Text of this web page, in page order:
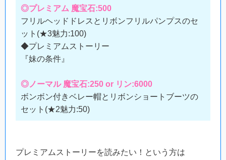
◎プレミアム 魔宝石:500
フリルヘッドドレスとリボンフリルパンプスのセ
ット(★3魅力:100)
◆プレミアムストーリー
『妹の条件』
◎ノーマル 魔宝石:250 or リン:6000
ボンボン付きベレー帽とリボンショートブーツの
セット(★2魅力:50)
プレミアムストーリーを読みたい！という方は